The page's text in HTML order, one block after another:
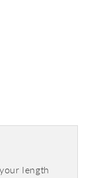
length